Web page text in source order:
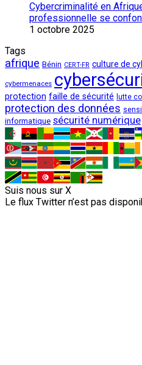
Cybercriminalité en
professionnelle se
1 octobre 2025
Tags
afrique Bénin CERT-FR culture de
cybermenaces
protection faille de sécurité lutte
protection des données
informatique sécurité numérique
Suis nous sur X
Le flux Twitter n’est pas